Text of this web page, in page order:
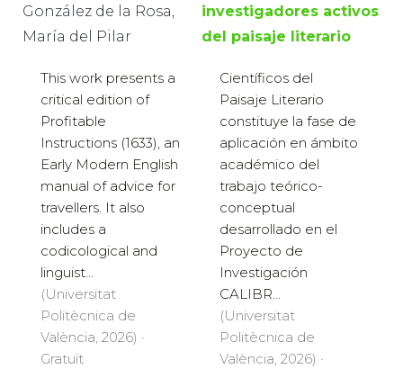
González de la Rosa,
María del Pilar
This work presents a
critical edition of
Profitable
Instructions (1633), an
Early Modern English
manual of advice for
travellers. It also
includes a
codicological and
linguist...
(Universitat
Politècnica de
València, 2026) ·
Gratuït
investigadores activos
del paisaje literario
Científicos del
Paisaje Literario
constituye la fase de
aplicación en ámbito
académico del
trabajo teórico-
conceptual
desarrollado en el
Proyecto de
Investigación
CALIBR...
(Universitat
Politècnica de
València, 2026) ·